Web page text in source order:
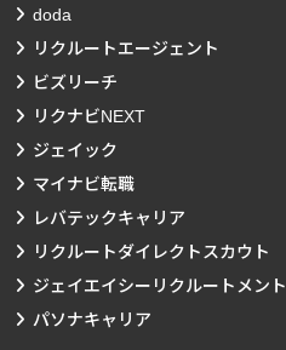
doda
リクルートエージェント
ビズリーチ
リクナビNEXT
ジェイック
マイナビ転職
レバテックキャリア
リクルートダイレクトスカウト
ジェイエイシーリクルートメント
パソナキャリア